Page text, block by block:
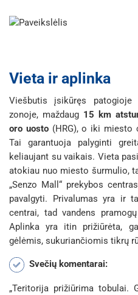
Vieta ir aplinka
Viešbutis įsikūręs patogioje
zonoje, maždaug 15 km
oro uosto(HRG), o iki miesto
Tai garantuoja palyginti
keliaujant su vaikais. Vieta
atokiau nuo miesto šurmulio,
„Senzo Mall“ prekybos
pavalgyti. Privalumas yra ir
centrai, tad vandens
Aplinka yra itin prižiūrėta,
gėlėmis, sukuriančiomis tikrų
Svečių komentarai:
„Teritorija prižiūrima tobulai.